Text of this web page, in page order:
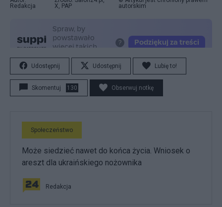
Redakcja
X, PAP
autorskim
Udostępnij Udostępnij Lubię to!
Skomentuj 130 Obserwuj notkę
Społeczeństwo
Może siedzieć nawet do końca życia. Wniosek o
areszt dla ukraińskiego nożownika
Redakcja